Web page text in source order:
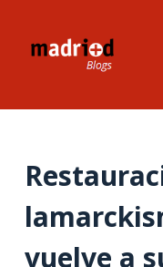
a
nvuelve a